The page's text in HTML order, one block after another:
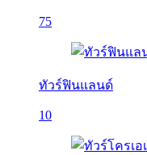
75
ทัวร์ฟินแลนด์
10